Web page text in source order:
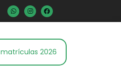
matrículas 2026